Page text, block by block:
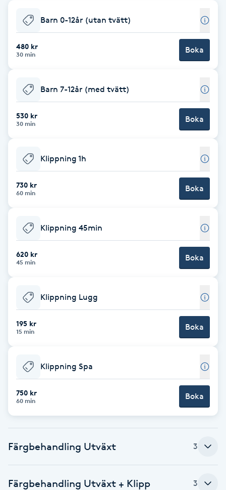
Babylights
Balayage
Barber
BIAB
Blowout
Brynfärgning
Brynplockning
Bröllopsuppsättning
C
Celluliter
Coachning
Color correction
Cryoterapi
Barn 0-12år (utan tvätt)
480 kr
30 min Boka
Barn 7-12år (med tvätt)
530 kr
30 min Boka
Klippning 1h
730 kr
60 min Boka
Klippning 45min
620 kr
45 min Boka
Klippning Lugg
195 kr
15 min Boka
Klippning Spa
750 kr
60 min Boka
Färgbehandling Utväxt 3
Färgbehandling Utväxt + Klipp 3